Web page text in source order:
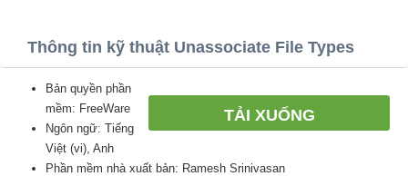
Thông tin kỹ thuật Unassociate File Types
TẢI XUỐNG
Bản quyền phần
mềm: FreeWare
Ngôn ngữ: Tiếng
Việt (vi), Anh
Phần mềm nhà xuất bản: Ramesh Srinivasan